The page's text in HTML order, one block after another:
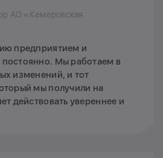
АО «Кемеровская
предприятием и
Мы работаем в
изменений, и тот
мы получили на
действовать увереннее и